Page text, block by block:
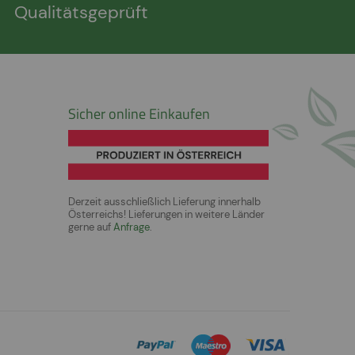
Qualitätsgeprüft
Sicher online Einkaufen
Derzeit ausschließlich Lieferung innerhalb
Österreichs! Lieferungen in weitere Länder
gerne aufAnfrage.